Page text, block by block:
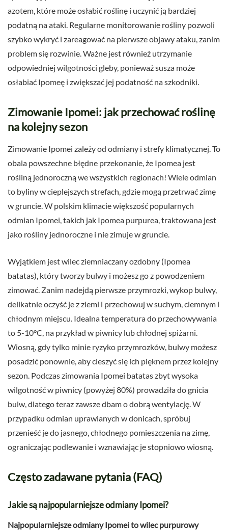
azotem, które może osłabić roślinę i uczynić ją bardziej
podatną na ataki. Regularne monitorowanie rośliny pozwoli
szybko wykryć i zareagować na pierwsze objawy ataku, zanim
problem się rozwinie. Ważne jest również utrzymanie
odpowiedniej wilgotności gleby, ponieważ susza może
osłabiać Ipomeę i zwiększać jej podatność na szkodniki.
Zimowanie Ipomei: jak przechować roślinę
na kolejny sezon
Zimowanie Ipomei zależy od odmiany i strefy klimatycznej. To
obala powszechne błędne przekonanie, że Ipomea jest
rośliną jednoroczną we wszystkich regionach! Wiele odmian
to byliny w cieplejszych strefach, gdzie mogą przetrwać zimę
w gruncie. W polskim klimacie większość popularnych
odmian Ipomei, takich jak Ipomea purpurea, traktowana jest
jako rośliny jednoroczne i nie zimuje w gruncie.
Wyjątkiem jest wilec ziemniaczany ozdobny (Ipomea
batatas), który tworzy bulwy i możesz go z powodzeniem
zimować. Zanim nadejdą pierwsze przymrozki, wykop bulwy,
delikatnie oczyść je z ziemi i przechowuj w suchym, ciemnym i
chłodnym miejscu. Idealna temperatura do przechowywania
to 5-10°C, na przykład w piwnicy lub chłodnej spiżarni.
Wiosną, gdy tylko minie ryzyko przymrozków, bulwy możesz
posadzić ponownie, aby cieszyć się ich pięknem przez kolejny
sezon. Podczas zimowania Ipomei batatas zbyt wysoka
wilgotność w piwnicy (powyżej 80%) prowadziła do gnicia
bulw, dlatego teraz zawsze dbam o dobrą wentylację. W
przypadku odmian uprawianych w donicach, spróbuj
przenieść je do jasnego, chłodnego pomieszczenia na zimę,
ograniczając podlewanie i wznawiając je stopniowo wiosną.
Często zadawane pytania (FAQ)
Jakie są najpopularniejsze odmiany Ipomei?
Najpopularniejsze odmiany Ipomei to wilec purpurowy